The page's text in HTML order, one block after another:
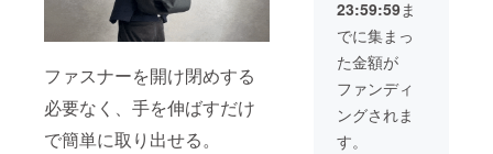
ファスナーを開け閉めする
必要なく、手を伸ばすだけ
で簡単に取り出せる。
が向上
した場
合、正
規販売
価格が
販売予
定価格
ださ
い。 ※
ご注文
状況、
使用部
材の供
給状
律無料
※ 割引
率は販
売予定
価格に
送料を
含む合
の
21,980
円でご
支援可
能で
す。 〇
本リ
23:59:59ま
でに集まっ
た金額が
ファンディ
ングされま
す。